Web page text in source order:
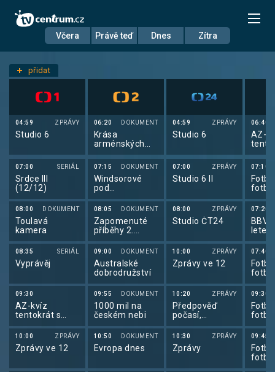
Včera Právě teď Dnes Zítra
Datum
Nastavení stanic
přidat
04:59 ZPRÁVY
Studio 6
07:00 SERIÁL
Srdce III
(12/12)
08:00 DOKUMENT
Toulavá
kamera
08:35 SERIÁL
Vyprávěj
09:30
AZ-kvíz
tentokrát s
Betano
10:00 ZPRÁVY
Zprávy ve 12
06:20 DOKUMENT
Krása
arménských
národních
parků
07:15 DOKUMENT
Windsorové
pod
drobnohledem
(1/5)
08:05 DOKUMENT
Zapomenuté
příběhy 2.
světové války
(4/6)
09:00 DOKUMENT
Australské
dobrodružství
09:55 DOKUMENT
1000 mil na
českém nebi
10:50 DOKUMENT
Evropa dnes
04:59 ZPRÁVY
Studio 6
07:00 ZPRÁVY
Studio 6 II
08:00 ZPRÁVY
Studio ČT24
10:00 ZPRÁVY
Zprávy ve 12
10:20 ZPRÁVY
Předpověď
počasí,
sportovní
zprávy
10:30 ZPRÁVY
Zprávy
06:40
AZ-
07:10
2026
07:20
BBV
07:40
2026
09:30
2026
09:45
2026